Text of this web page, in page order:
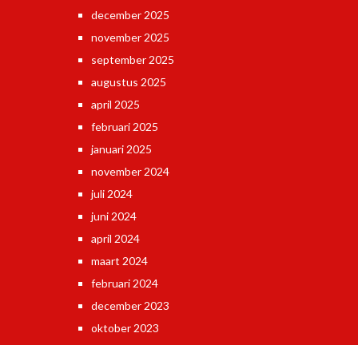
december 2025
november 2025
september 2025
augustus 2025
april 2025
februari 2025
januari 2025
november 2024
juli 2024
juni 2024
april 2024
maart 2024
februari 2024
december 2023
oktober 2023